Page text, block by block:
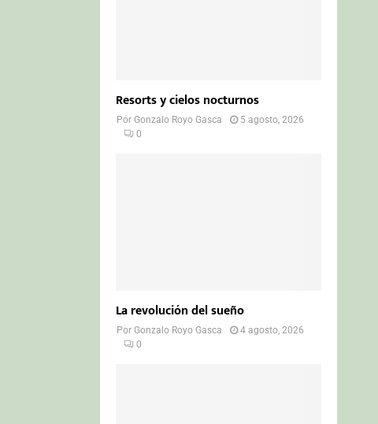
Resorts y cielos nocturnos
PorGonzalo Royo Gasca
5 agosto, 2026
0
La revolución del sueño
PorGonzalo Royo Gasca
4 agosto, 2026
0